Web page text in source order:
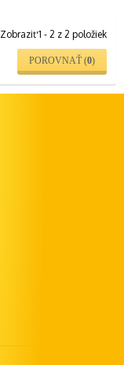
Zobraziť 1 - 2 z 2 položiek
POROVNAŤ (0)